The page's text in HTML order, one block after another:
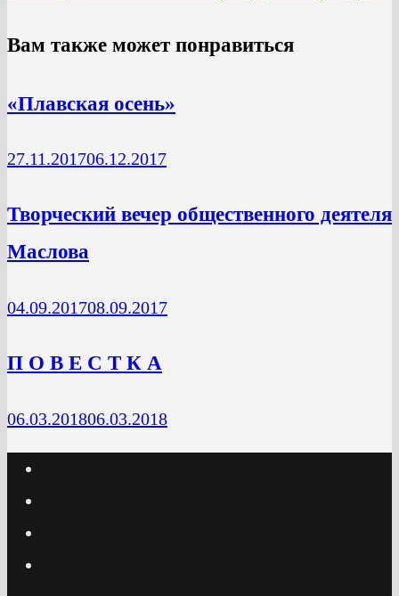
Вам также может понравиться
«Плавская осень»
27.11.201706.12.2017
Творческий вечер общественного деятеля
Маслова
04.09.201708.09.2017
П О В Е С Т К А
06.03.201806.03.2018